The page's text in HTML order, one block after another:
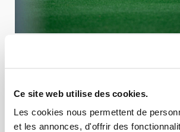
Ce site web utilise des cookies.
Les cookies nous permettent de
et les annonces, d'offrir des